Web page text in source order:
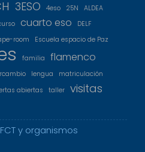
3ESO 4eso 25N
ALDEA
cuarto eso
DELF
room Escuela espacio de Paz
familia
flamenco
lengua
matriculación
abiertas taller visitas
y organismos